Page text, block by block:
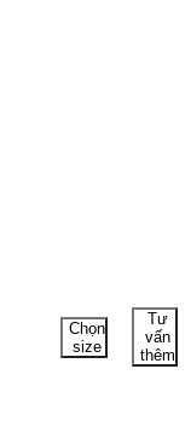
Chọn
size
Tư
vấn
thêm